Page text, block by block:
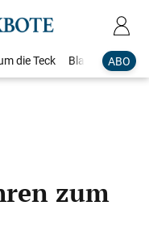
ABO
die Teck Blaulicht
zum